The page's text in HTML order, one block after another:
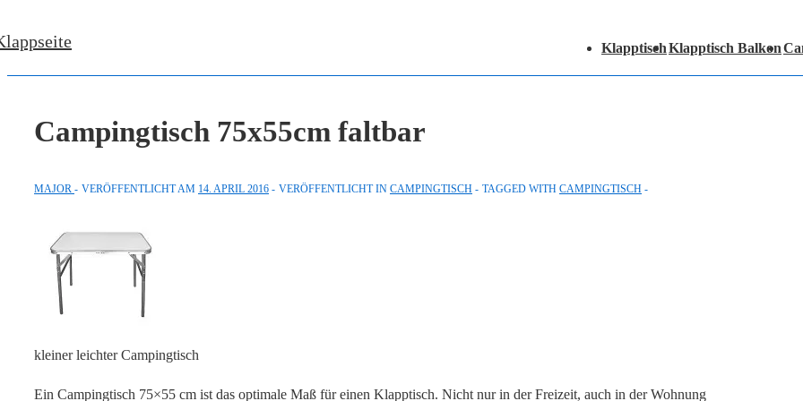
Zum
KlapptischKlapptisch Balkon
Campingtisch 75x55cm faltbar
MAJOR VERÖFFENTLICHT AM 14. APRIL 2016 VERÖFFENTLICHT IN CAMPINGTISCH TAGGED WITH CAMPINGTISCH
kleiner leichter Campingtisch
Ein Campingtisch 75×55 cm ist das optimale Maß für einen Klapptisch. Nicht nur in der Freizeit, auch in der Wohnung